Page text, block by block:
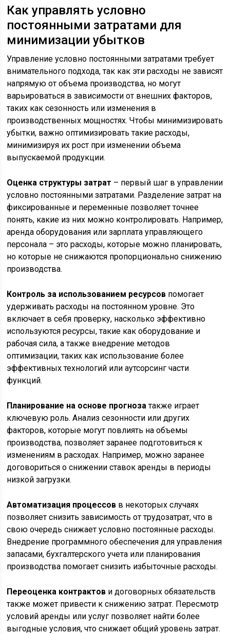
Как управлять условно
постоянными затратами для
минимизации убытков
Управление условно постоянными затратами требует
внимательного подхода, так как эти расходы не зависят
напрямую от объема производства, но могут
варьироваться в зависимости от внешних факторов,
таких как сезонность или изменения в
производственных мощностях. Чтобы минимизировать
убытки, важно оптимизировать такие расходы,
минимизируя их рост при изменении объема
выпускаемой продукции.
Оценка структуры затрат – первый шаг в управлении
условно постоянными затратами. Разделение затрат на
фиксированные и переменные позволяет точнее
понять, какие из них можно контролировать. Например,
аренда оборудования или зарплата управляющего
персонала – это расходы, которые можно планировать,
но которые не снижаются пропорционально снижению
производства.
Контроль за использованием ресурсов помогает
удерживать расходы на постоянном уровне. Это
включает в себя проверку, насколько эффективно
используются ресурсы, такие как оборудование и
рабочая сила, а также внедрение методов
оптимизации, таких как использование более
эффективных технологий или аутсорсинг части
функций.
Планирование на основе прогнозатакже играет
ключевую роль. Анализ сезонности или других
факторов, которые могут повлиять на объемы
производства, позволяет заранее подготовиться к
изменениям в расходах. Например, можно заранее
договориться о снижении ставок аренды в периоды
низкой загрузки.
Автоматизация процессов в некоторых случаях
позволяет снизить зависимость от трудозатрат, что в
свою очередь снижает условно постоянные расходы.
Внедрение программного обеспечения для управления
запасами, бухгалтерского учета или планирования
производства помогает снизить избыточные расходы.
Переоценка контрактов и договорных обязательств
также может привести к снижению затрат. Пересмотр
условий аренды или услуг позволяет найти более
выгодные условия, что снижает общий уровень затрат.